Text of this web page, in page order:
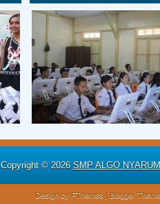
Copyright © 2026 SMP ALGO
Design by FThemes | Blogger